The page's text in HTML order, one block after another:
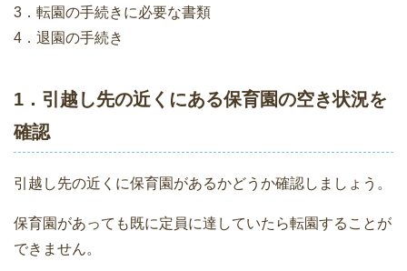
3．転園の手続きに必要な書類
4．退園の手続き
1．引越し先の近くにある保育園の空き状況を
確認
引越し先の近くに保育園があるかどうか確認しましょう。
保育園があっても既に定員に達していたら転園することが
できません。